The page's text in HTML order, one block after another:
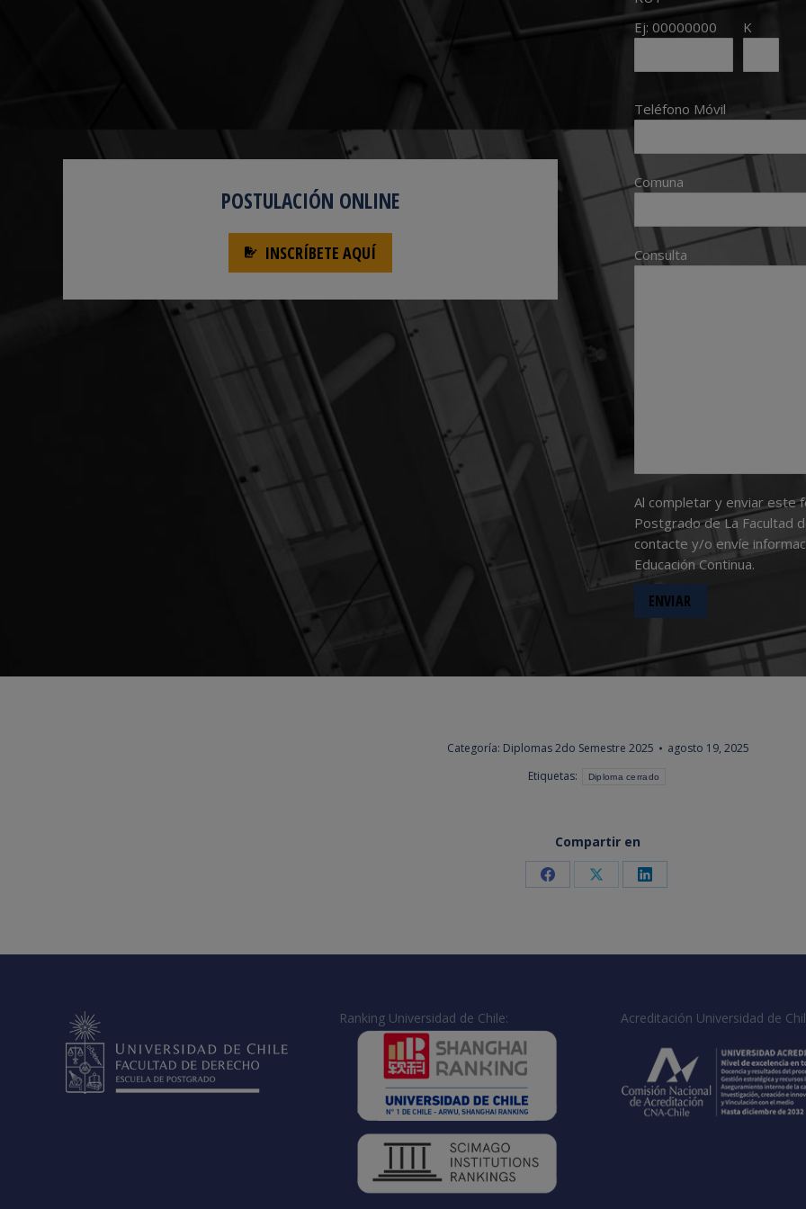
POSTULACIÓN ONLINE
INSCRÍBETE AQUÍ
Ej: 00000000
K
Teléfono Móvil
Comuna
Consulta
Al completar y enviar este
Postgrado de La Facultad
contacte y/o envíe
Educación Continua.
Categoría: Diplomas 2do Semestre 2025
agosto 19, 2025
Etiquetas:
Diploma cerrado
Compartir en
Share Share Share
Ranking Universidad de Chile: Acreditación Universidad de